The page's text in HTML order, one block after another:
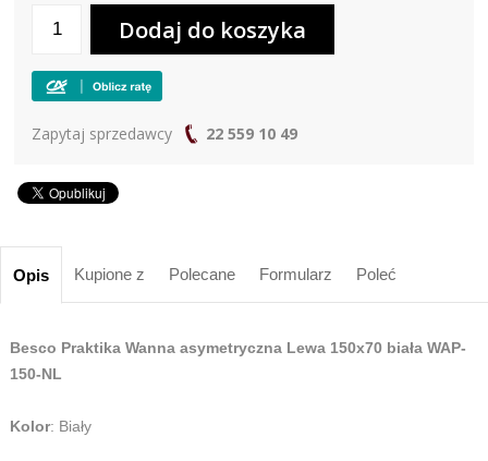
Zapytaj sprzedawcy 22 559 10 49
Opis Kupione z Polecane Formularz Poleć
Besco Praktika Wanna asymetryczna Lewa 150x70 biała WAP-
150-NL
Kolor: Biały